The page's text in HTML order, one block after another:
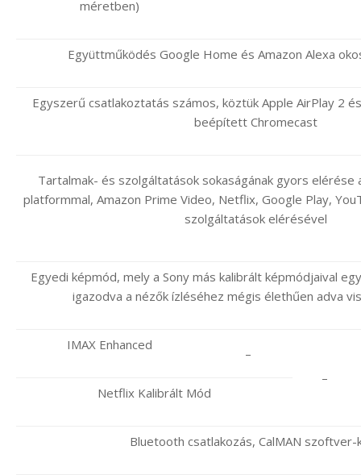
méretben)
Együttműködés Google Home és Amazon Alexa
Egyszerű csatlakoztatás számos, köztük Apple AirPlay 2
beépített Chromecast
Tartalmak- és szolgáltatások sokaságának gyors elérése
platformmal, Amazon Prime Video, Netflix, Google Play,
szolgáltatások elérésével
Egyedi képmód, mely a Sony más kalibrált képmódjaival
igazodva a nézők ízléséhez mégis élethűen adva
IMAX Enhanced
–
–
Netflix Kalibrált Mód
Bluetooth csatlakozás, CalMAN szoftver-